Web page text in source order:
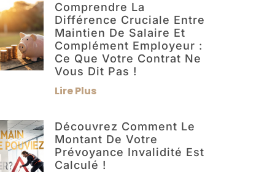
Comprendre La
Différence Cruciale Entre
Maintien De Salaire Et
Complément Employeur :
Ce Que Votre Contrat Ne
Vous Dit Pas !
Lire Plus
Découvrez Comment Le
Montant De Votre
Prévoyance Invalidité Est
Calculé !